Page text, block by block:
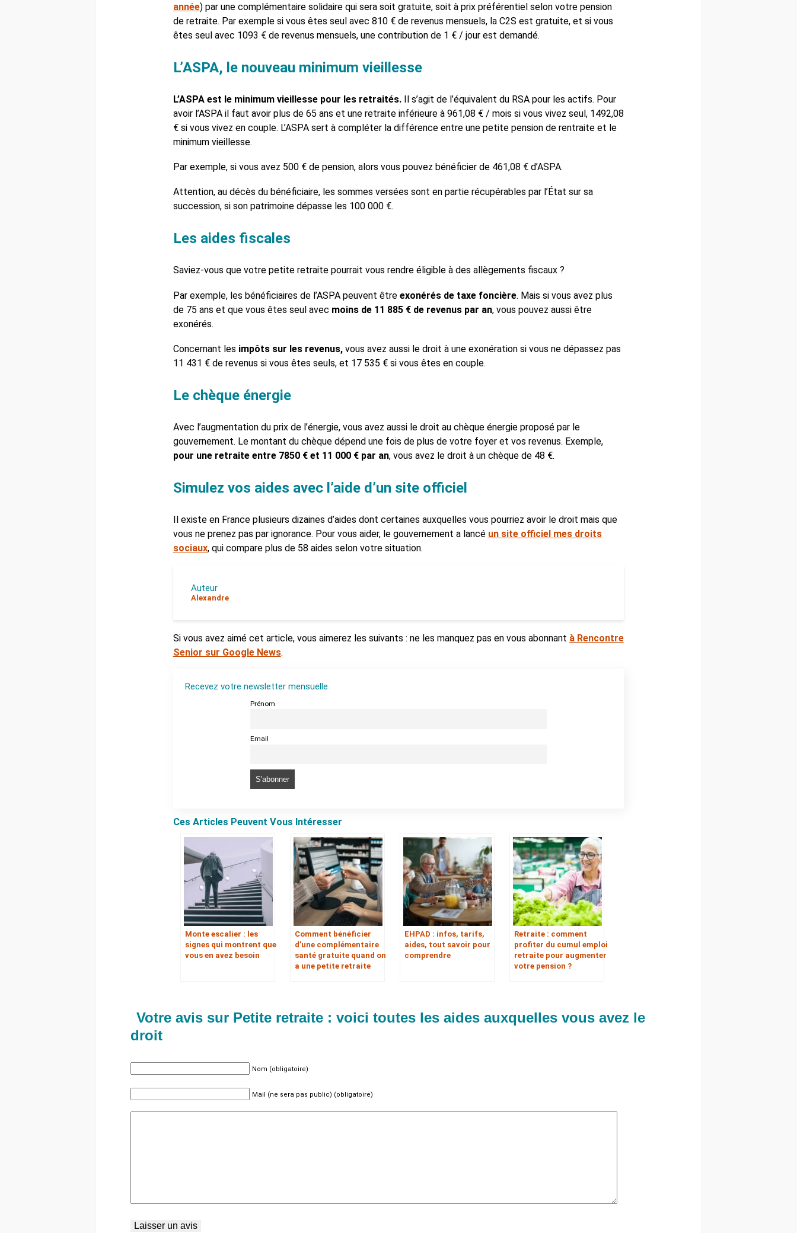
année) par une complémentaire solidaire qui sera soit gratuite, soit à prix préférentiel selon votre pension
de retraite. Par exemple si vous êtes seul avec 810 € de revenus mensuels, la C2S est gratuite, et si vous
êtes seul avec 1093 € de revenus mensuels, une contribution de 1 € / jour est demandé.
L’ASPA, le nouveau minimum vieillesse
L’ASPA est le minimum vieillesse pour les retraités.Il s’agit de l’équivalent du RSA pour les actifs. Pour
avoir l’ASPA il faut avoir plus de 65 ans et une retraite inférieure à 961,08 € / mois si vous vivez seul, 1492,08
€ si vous vivez en couple. L’ASPA sert à compléter la différence entre une petite pension de rentraite et le
minimum vieillesse.
Par exemple, si vous avez 500 € de pension, alors vous pouvez bénéficier de 461,08 € d’ASPA.
Attention, au décès du bénéficiaire, les sommes versées sont en partie récupérables par l’État sur sa
succession, si son patrimoine dépasse les 100 000 €.
Les aides fiscales
Saviez-vous que votre petite retraite pourrait vous rendre éligible à des allègements fiscaux ?
Par exemple, les bénéficiaires de l’ASPA peuvent être exonérés de taxe foncière. Mais si vous avez plus
de 75 ans et que vous êtes seul avec moins de 11 885 € de revenus par an, vous pouvez aussi être
exonérés.
Concernant les impôts sur les revenus,vous avez aussi le droit à une exonération si vous ne dépassez pas
11 431 € de revenus si vous êtes seuls, et 17 535 € si vous êtes en couple.
Le chèque énergie
Avec l’augmentation du prix de l’énergie, vous avez aussi le droit au chèque énergie proposé par le
gouvernement. Le montant du chèque dépend une fois de plus de votre foyer et vos revenus. Exemple,
pour une retraite entre 7850 € et 11 000 € par an, vous avez le droit à un chèque de 48 €.
Simulez vos aides avec l’aide d’un site officiel
Il existe en France plusieurs dizaines d’aides dont certaines auxquelles vous pourriez avoir le droit mais que
vous ne prenez pas par ignorance. Pour vous aider, le gouvernement a lancé un site officiel mes droits
sociaux, qui compare plus de 58 aides selon votre situation.
Auteur
Alexandre
Si vous avez aimé cet article, vous aimerez les suivants : ne les manquez pas en vous abonnant à Rencontre
Senior sur Google News.
Recevez votre newsletter mensuelle
Prénom
Email
Ces Articles Peuvent Vous Intéresser
Monte escalier : les
signes qui montrent que
vous en avez besoin
Comment bénéﬁcier
d’une complémentaire
santé gratuite quand on
a une petite retraite
EHPAD : infos, tarifs,
aides, tout savoir pour
comprendre
Retraite : comment
profiter du cumul emploi
retraite pour augmenter
votre pension ?
Votre avis sur Petite retraite : voici toutes les aides auxquelles vous avez le
droit
Nom (obligatoire)
Mail (ne sera pas public) (obligatoire)